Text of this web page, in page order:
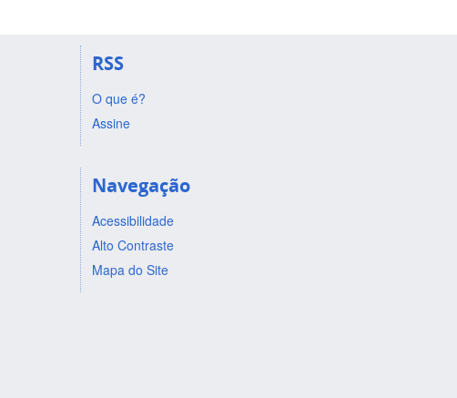
RSS
O que é?
Assine
Navegação
Acessibilidade
Alto Contraste
Mapa do Site